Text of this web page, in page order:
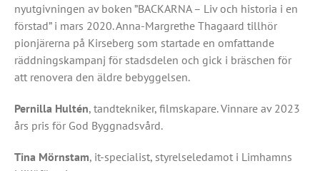
nyutgivningen av boken ”BACKARNA – Liv och historia i en
förstad” i mars 2020. Anna-Margrethe Thagaard tillhör
pionjärerna på Kirseberg som startade en omfattande
räddningskampanj för stadsdelen och gick i bräschen för
att renovera den äldre bebyggelsen.
Pernilla Hultén, tandtekniker, filmskapare. Vinnare av 2023
års pris för God Byggnadsvård.
Tina Mörnstam, it-specialist, styrelseledamot i Limhamns